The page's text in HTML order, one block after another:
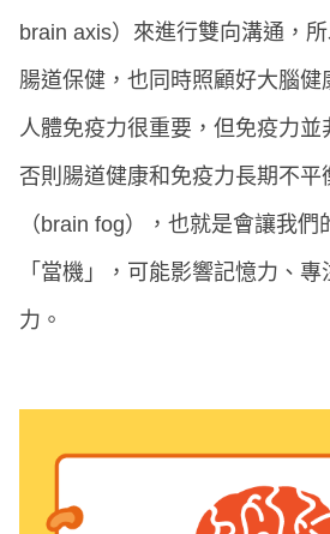
brain axis）來進行雙向溝通，
腸道保健，也同時照顧好大腦健
人體免疫力很重要，但免疫力並
否則腸道健康和免疫力長期不平
（brain fog），也就是會讓我
「當機」，可能影響記憶力、
力。